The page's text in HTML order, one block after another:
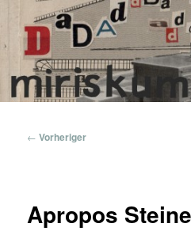
primären
Inhalt
springen
Beitragsnavigation
← Vorheriger
Apropos Steine